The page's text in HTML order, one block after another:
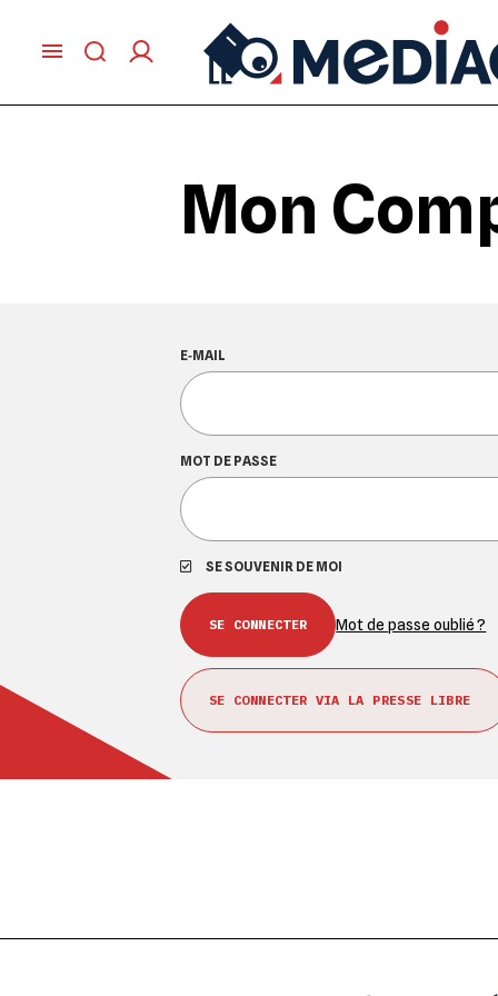
Mon
E‑MAIL
MOT DE PASSE
SE SOUVENIR DE MOI
Mot de passe oublié ?
SE CONNECTER VIA LA PRESSE LIBRE